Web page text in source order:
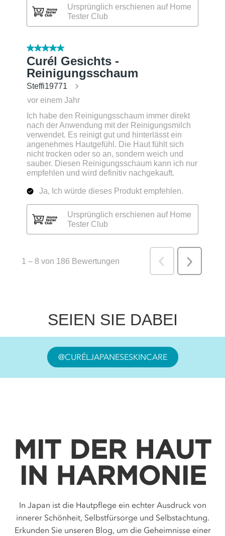
SEIEN SIE DABEI
@CURÉLJAPANESESKINCARE
MIT DER HAUT
IN HARMONIE
In Japan ist die Hautpflege ein echter Ausdruck von
innerer Schönheit, Selbstfürsorge und Selbstachtung.
Erkunden Sie unseren Blog, um die Geheimnisse einer